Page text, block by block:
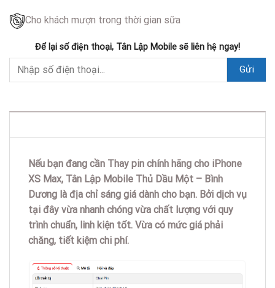
Cho khách mượn trong thời gian sữa
Để lại số điện thoại, Tân Lập Mobile sẽ liên hệ ngay!
Nếu bạn đang cần Thay pin chính hãng cho iPhone
XS Max, Tân Lập Mobile Thủ Dầu Một – Bình
Dương là địa chỉ sáng giá dành cho bạn. Bởi dịch vụ
tại đây vừa nhanh chóng vừa chất lượng với quy
trình chuẩn, linh kiện tốt. Vừa có mức giá phải
chăng, tiết kiệm chi phí.